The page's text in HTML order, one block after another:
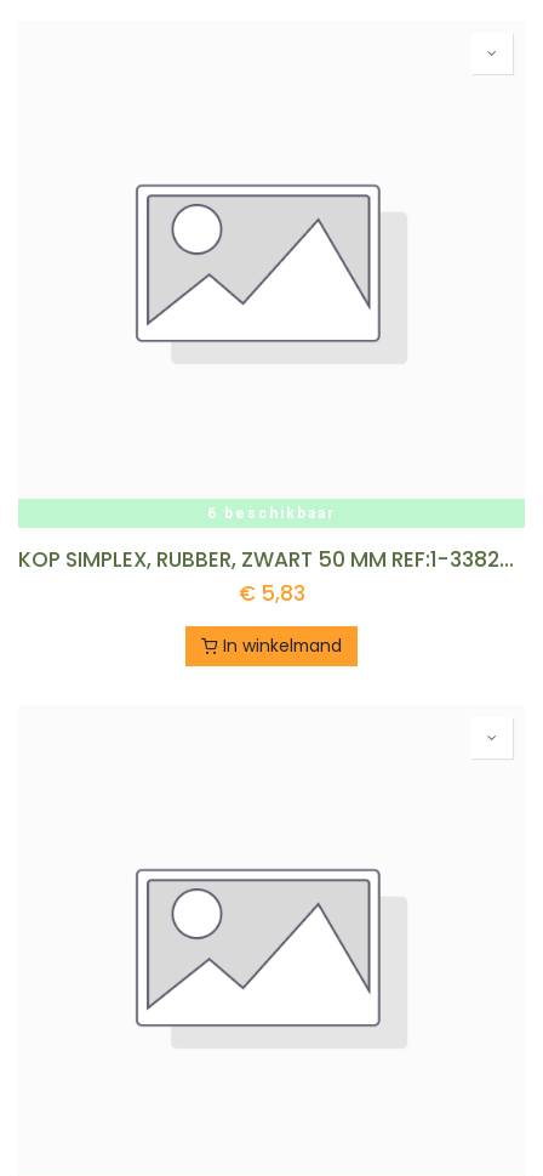
6 beschikbaar
KOP SIMPLEX, RUBBER, ZWART 50 MM REF:1-3382-2-50
€ 5,83
In winkelmand